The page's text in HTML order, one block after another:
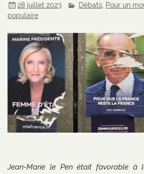
28 juillet 2023 Débats Pour un
populaire
Jean-Marie le Pen était favorable à